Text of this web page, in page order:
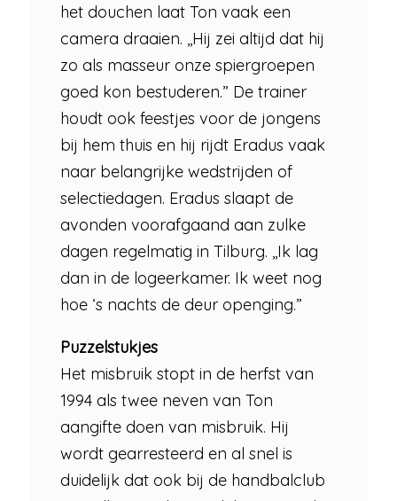
het douchen laat Ton vaak een
camera draaien. ,,Hij zei altijd dat hij
zo als masseur onze spiergroepen
goed kon bestuderen.” De trainer
houdt ook feestjes voor de jongens
bij hem thuis en hij rijdt Eradus vaak
naar belangrijke wedstrijden of
selectiedagen. Eradus slaapt de
avonden voorafgaand aan zulke
dagen regelmatig in Tilburg. ,,Ik lag
dan in de logeerkamer. Ik weet nog
hoe ‘s nachts de deur openging.”
Puzzelstukjes
Het misbruik stopt in de herfst van
1994 als twee neven van Ton
aangifte doen van misbruik. Hij
wordt gearresteerd en al snel is
duidelijk dat ook bij de handbalclub